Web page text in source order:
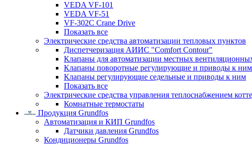
VEDA VF-101
VEDA VF-51
VF-302C Crane Drive
Показать все
Электрические средства автоматизации тепловых пунктов
Диспетчеризация АИИС "Comfort Contour"
Клапаны для автоматизации местных
Клапаны поворотные регулирующие и приводы к ним
Клапаны регулирующие седельные и приводы к ним
Показать все
Электрические средства управления теплоснабжением
Комнатные термостаты
Продукция Grundfos
Автоматизация и КИП Grundfos
Датчики давления Grundfos
Кондиционеры Grundfos